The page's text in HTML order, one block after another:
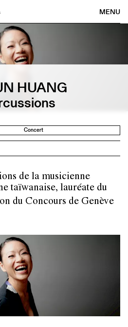
MENU
HUANG
Concert
de la musicienne
taïwanaise, lauréate du
du Concours de Genève